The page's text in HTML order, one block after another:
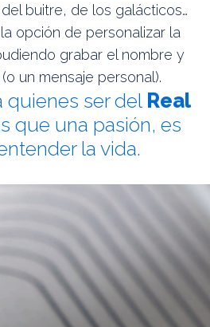
buitre, de los galácticos…
opción de personalizar la
grabar el nombre y
un mensaje personal).
quienes ser del Real
que una pasión, es
la vida.